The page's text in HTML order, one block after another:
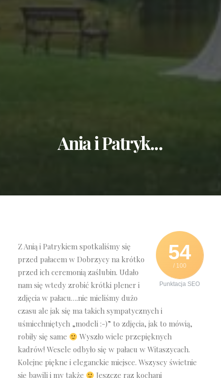
AniaiPatryk...
54
/ 100
Punktacja SEO
Z Anią i Patrykiem spotkaliśmy się
przed pałacem w Dobrzycy na krótko
przed ich ceremonią zaślubin. Udało
nam się wtedy zrobić krótki plener i
zdjęcia w pałacu….nie mieliśmy dużo
czasu ale jak się ma takich sympatycznych i
uśmiechniętych „modeli :-)” to zdjęcia, jak to mówią,
robiły się same
Wyszło wiele przepięknych
kadrów! Wesele odbyło się w pałacu w Witaszycach.
Kolejne piękne i eleganckie miejsce. Wszyscy świetnie
się bawili i my także
Jeszcze raz kochani